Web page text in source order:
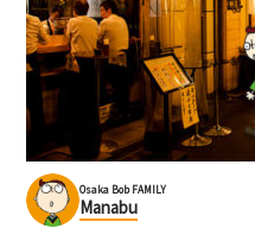
Osaka Bob FAMILY
Manabu